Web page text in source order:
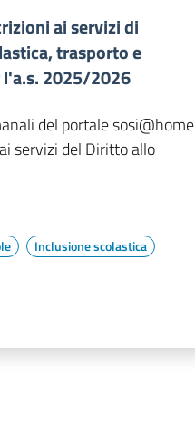
ai servizi di
trasporto e
l'a.s. 2025/2026
del portale sosi@home
servizi del Diritto allo
Inclusione scolastica